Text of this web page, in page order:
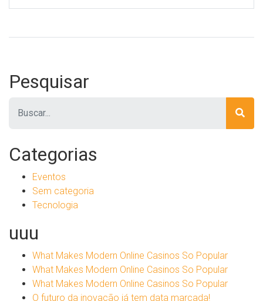
Pesquisar
Categorias
Eventos
Sem categoria
Tecnologia
uuu
What Makes Modern Online Casinos So Popular
What Makes Modern Online Casinos So Popular
What Makes Modern Online Casinos So Popular
O futuro da inovação já tem data marcada!